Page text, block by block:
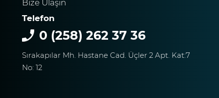
YANLARINDAYDI
Bize Ulaşın
Telefon
0 (258) 262 37 36
Sırakapılar Mh. Hastane Cad. Üçler 2 Apt. Kat:7
No: 12